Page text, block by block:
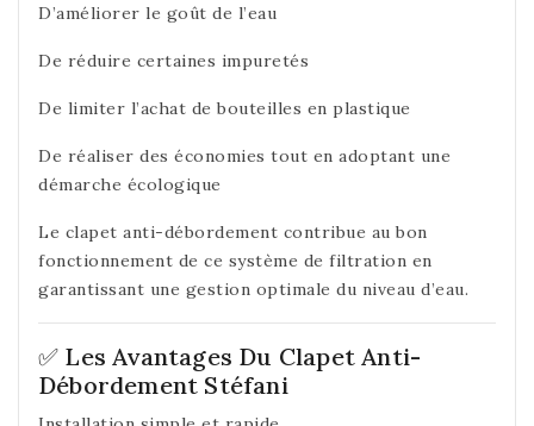
D’améliorer le goût de l’eau
De réduire certaines impuretés
De limiter l’achat de bouteilles en plastique
De réaliser des économies tout en adoptant une
démarche écologique
Le clapet anti-débordement contribue au bon
fonctionnement de ce système de filtration en
garantissant une gestion optimale du niveau d’eau.
✅ Les Avantages Du Clapet Anti-
Débordement Stéfani